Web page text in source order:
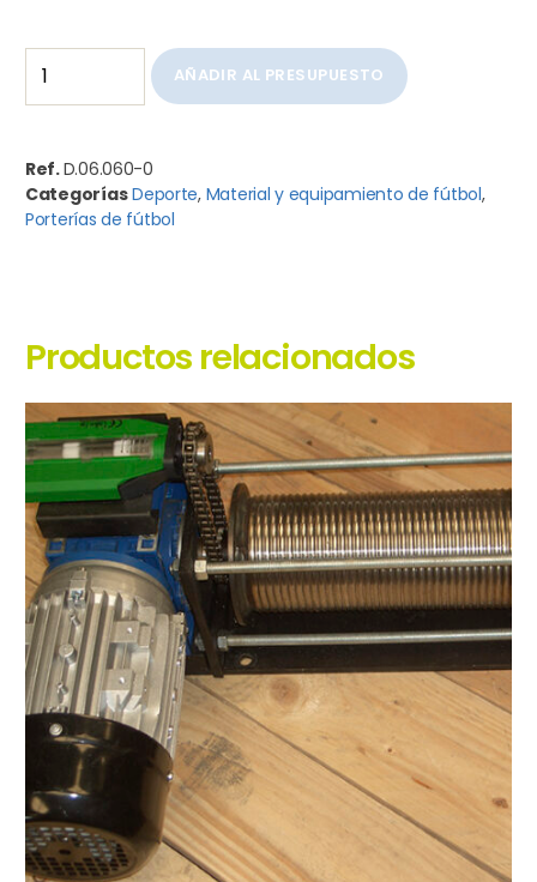
AÑADIR AL PRESUPUESTO
Ref.D.06.060-0
CategoríasDeporte, Material y equipamiento de fútbol,
Porterías de fútbol
Productos relacionados